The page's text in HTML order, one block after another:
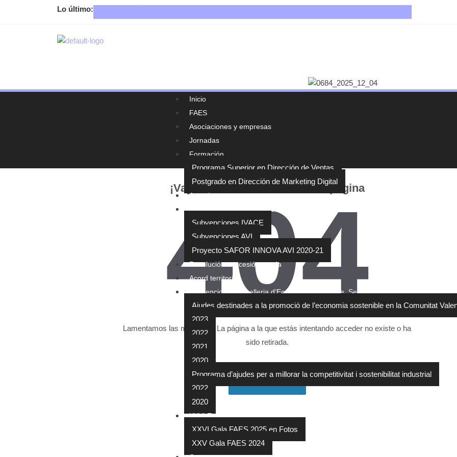
Lo último:
Inicio
FAES
Asociaciones y empresas
Jornadas
Formación
Programa Superior en Dirección de Ventas
Postgrado en Dirección de Marketing Digital
Agenda
Normativa y subvenciones
Subvenciones IVACE
Subvenciones AVI
Proyecto SAFOR INNOVA AVI 2020-21
Resolución concesión ayuda
Acord territorial
Subvencions Conselleria d’Economia Sostenible, Sectors Productius, Comerç i
Ajudes destinades a la promoció de l’economia sostenible en la Comunitat
2023
2022
2021
2020
Programa d’ajudes per a millorar la competitivitat i sostenibilitat industrial
2022
2020
XXVI Encuentro Empresarial – Premios FAES 2025
XXVI Gala FAES 2025 en Fotos
XXV Gala FAES 2024
¡Vaya! No se ha encontrado la página
404
Lamentamos las molestias. La página a la que estás intentando acceder no existe o ha
sido retirada.